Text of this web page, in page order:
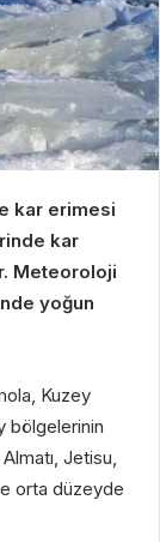
kar erimesi
kar
Meteoroloji
yoğun
Kuzey
bölgelerinin
Jetisu,
orta düzeyde